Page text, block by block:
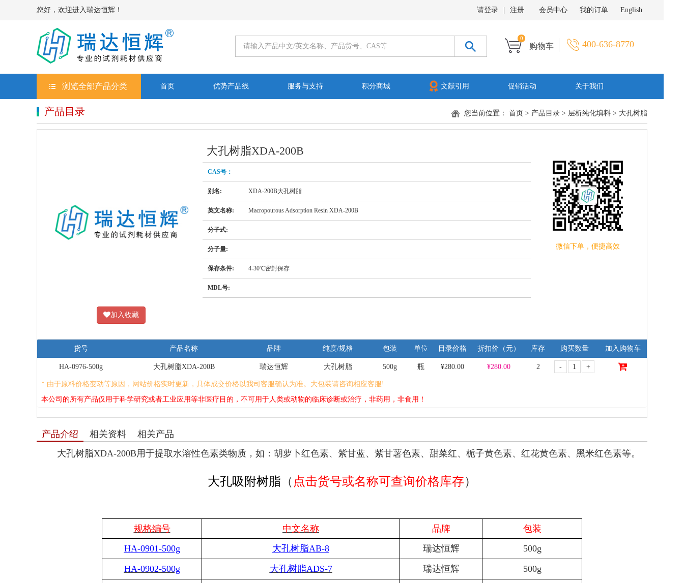
您好，欢迎进入瑞达恒辉！ 请登录 注册 会员中心 我的订单 English
0
购物车 400-636-8770
浏览全部产品分类 首页 优势产品线 服务与支持 积分商城 文献引用 促销活动 关于我们
产品目录 您当前位置： 首页 > 产品目录 > 层析纯化填料 > 大孔树脂
加入收藏
大孔树脂XDA-200B
CAS号：
别名: XDA-200B大孔树脂
英文名称: Macropourous Adsorption Resin XDA-200B
分子式:
分子量:
保存条件: 4-30℃密封保存
MDL号:
微信下单，便捷高效
货号 产品名称 品牌 纯度/规格 包装 单位 目录价格 折扣价（元） 库存 购买数量 加入购物车
HA-0976-500g 大孔树脂XDA-200B 瑞达恒辉 大孔树脂 500g 瓶 ¥280.00 ¥280.00 2 - +
* 由于原料价格变动等原因，网站价格实时更新，具体成交价格以我司客服确认为准。大包装请咨询相应客服!
本公司的所有产品仅用于科学研究或者工业应用等非医疗目的，不可用于人类或动物的临床诊断或治疗，非药用，非食用！
产品介绍 相关资料
相关产品
大孔树脂XDA-200B用于提取水溶性色素类物质，如：胡萝卜红色素、紫甘蓝、紫甘薯色素、甜菜红、栀子黄色素、红花黄色素、黑米红色素等。
大孔吸附树脂 （ 点击货号或名称可查询价格库存）
规格编号 中文名称 品牌
包装
HA-0901-500g
大孔树脂AB-8 瑞达恒辉
500g
HA-0902-500g
大孔树脂ADS-7 瑞达恒辉
500g